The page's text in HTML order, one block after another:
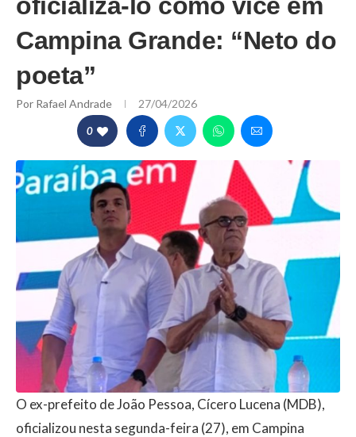
Campina Grande: “Neto do
poeta”
Por Rafael Andrade 27/04/2026
0
O ex-prefeito de João Pessoa, Cícero Lucena (MDB),
oficializou nesta segunda-feira (27), em Campina